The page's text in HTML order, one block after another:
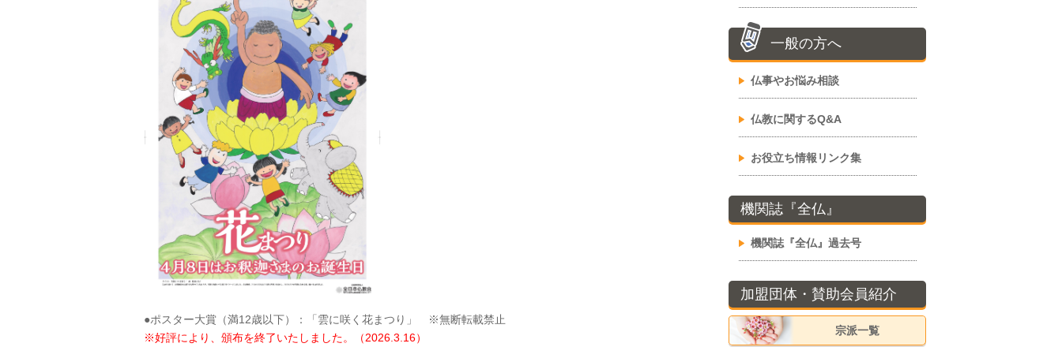
●ポスター大賞（満12歳以下）：「雲に咲く花まつり」 ※無断転載禁止
※好評により、頒布を終了いたしました。（2026.3.16）
一般の方へ
仏事やお悩み相談
仏教に関するQ&A
お役立ち情報リンク集
機関誌『全仏』
機関誌『全仏』過去号
加盟団体・賛助会員紹介
宗派一覧